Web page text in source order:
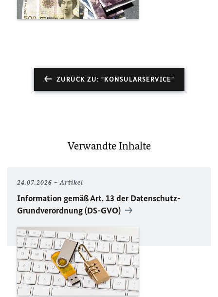
ZURÜCK ZU: "KONSULARSERVICE"
Verwandte Inhalte
24.07.2026 Artikel
Information gemäß Art. 13 der Datenschutz-
Grundverordnung (DS-GVO)